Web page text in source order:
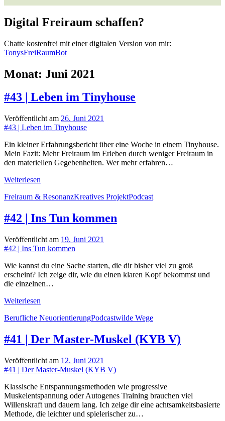
Digital Freiraum schaffen?
Chatte kostenfrei mit einer digitalen Version von mir:
TonysFreiRaumBot
Monat: Juni 2021
#43 | Leben im Tinyhouse
Veröffentlicht am 26. Juni 2021
#43 | Leben im Tinyhouse
Ein kleiner Erfahrungsbericht über eine Woche in einem Tinyhouse.
Mein Fazit: Mehr Freiraum im Erleben durch weniger Freiraum in
den materiellen Gegebenheiten. Wer mehr erfahren…
Weiterlesen
Leben
Tinyhouse
Freiraum & ResonanzKreatives ProjektPodcast
#42 | Ins Tun kommen
Veröffentlicht am 19. Juni 2021
#42 | Ins Tun kommen
Wie kannst du eine Sache starten, die dir bisher viel zu groß
erscheint? Ich zeige dir, wie du einen klaren Kopf bekommst und
die einzelnen…
Weiterlesen
Ins
kommen
Berufliche NeuorientierungPodcastwilde Wege
#41 | Der Master-Muskel (KYB V)
Veröffentlicht am 12. Juni 2021
#41 | Der Master-Muskel (KYB V)
Klassische Entspannungsmethoden wie progressive
Muskelentspannung oder Autogenes Training brauchen viel
Willenskraft und dauern lang. Ich zeige dir eine achtsamkeitsbasierte
Methode, die leichter und spielerischer zu…